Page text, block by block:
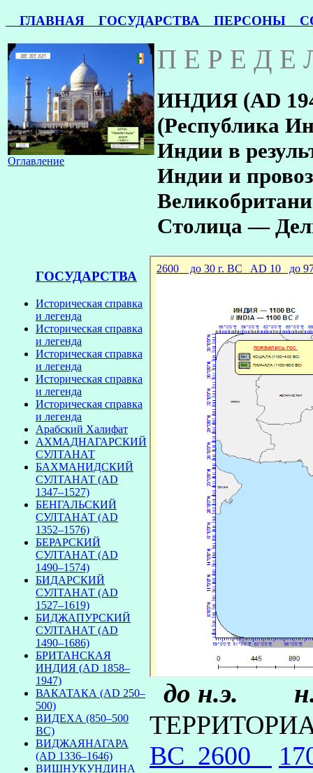
ГЛАВНАЯ ГОСУДАРСТВА ПЕРСОНЫ
Оглавление
П Е Р Е Д Е
ИНДИЯ (AD
(Республика
Индии в
Индии и
Столица —
ГОСУДАРСТВА
Историческая справка
и легенда
Историческая справка
и легенда
Историческая справка
и легенда
Историческая справка
и легенда
Историческая справка
и легенда
Арабский Халифат
АХМАДНАГАРСКИЙ
СУЛТАНАТ
БАХМАНИДСКИЙ
СУЛТАНАТ (AD
1347–1527)
БЕНГАЛЬСКИЙ
СУЛТАНАТ (AD
1352–1576)
БЕРАРСКИЙ
СУЛТАНАТ (AD
1490–1574)
БИДАРСКИЙ
СУЛТАНАТ (AD
1527–1619)
БИДЖАПУРСКИЙ
СУЛТАНАТ (AD
1490–1686)
БРИТАНСКАЯ
ИНДИЯ (AD 1858–
1947)
ВАКАТАКА (AD 250–
500)
ВИДЕХА (850–500
BC)
ВИДЖАЯНАГАРА
(AD 1336–1646)
ВИШНУКУНДИНА
до н.э.
BC_2600